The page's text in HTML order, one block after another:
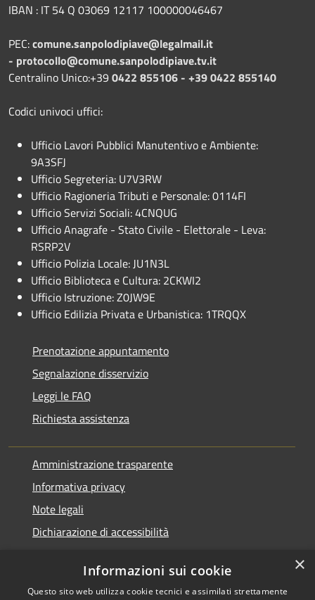
IBAN : IT 54 Q 03069 12117 100000046467
PEC:comune.sanpolodipiave@legalmail.it
- protocollo@comune.sanpolodipiave.tv.it
Centralino Unico:+39 0422 855106 - +39 0422 855140
Codici univoci uffici:
Ufficio Lavori Pubblici Manutentivo e Ambiente:
9A3SFJ
Ufficio Segreteria: U7V3RW
Ufficio Ragioneria Tributi e Personale: 0114FI
Ufficio Servizi Sociali: 4CNQUG
Ufficio Anagrafe - Stato Civile - Elettorale - Leva:
RSRP2V
Ufficio Polizia Locale: JU1N3L
Ufficio Biblioteca e Cultura: 2CKWI2
Ufficio Istruzione: Z0JW9E
Ufficio Edilizia Privata e Urbanistica: 1TRQQX
Prenotazione appuntamento
Segnalazione disservizio
Leggi le FAQ
Richiesta assistenza
Amministrazione trasparente
Informativa privacy
Note legali
Dichiarazione di accessibilità
×
Informazioni sui cookie
Questo sito web utilizza cookie tecnici e assimilati strettamente